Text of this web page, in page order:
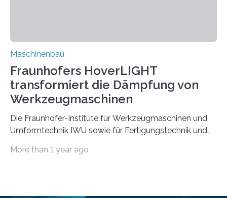
Maschinenbau
Fraunhofers HoverLIGHT
transformiert die Dämpfung von
Werkzeugmaschinen
Die Fraunhofer-Institute für Werkzeugmaschinen und
Umformtechnik IWU sowie für Fertigungstechnik und
Durchbruch in der Materialforschung erzielt: Der
More than 1 year ago